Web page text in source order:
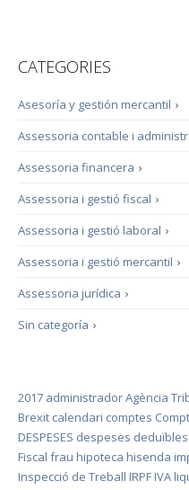
CATEGORIES
›
Asesoría y gestión mercantil
Assessoria contable i
›
Assessoria financera
›
Assessoria i gestió fiscal
›
Assessoria i gestió laboral
›
Assessoria i gestió mercantil
›
Assessoria jurídica
›
Sin categoría
2017 administradorAgència
Brexit calendari comptes
DESPESES despeses deduïbles
Fiscal frau hipoteca hisenda
Inspecció de Treball IRPF IVA